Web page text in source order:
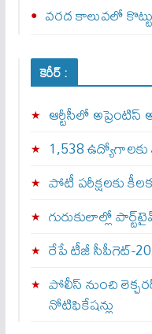
వరద కాలువలో
కెరీర్ :
ఆర్టీసీలో
1,538
పోటీ పరీక్షలకు
గురుకులాల్లో
రేపే టీజీ సీపీగెట్‌-
పోలీస్ నుంచి
నోటిఫికేషన్లు